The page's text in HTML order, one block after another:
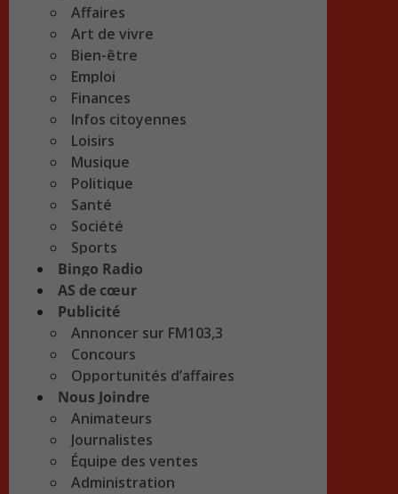
Affaires
Art de vivre
Bien-être
Emploi
Finances
Infos citoyennes
Loisirs
Musique
Politique
Santé
Société
Sports
Bingo Radio
AS de cœur
Publicité
Annoncer sur FM103,3
Concours
Opportunités d’affaires
Nous Joindre
Animateurs
Journalistes
Équipe des ventes
Administration